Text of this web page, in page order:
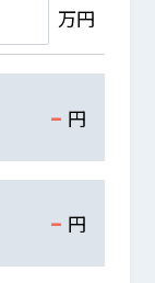
万円
- 円
- 円